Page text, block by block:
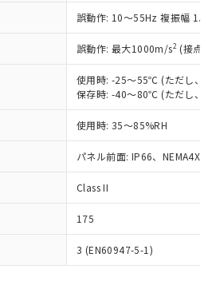
誤動作: 10～55Hz 複振幅
誤動作: 最大1000m/s2 (接点
使用時: -25～55℃ (ただし、氷
保存時: -40～80℃ (ただし、氷
使用時: 35～85%RH
パネル前面: IP66、NEMA4X,
Class II
175
3 (EN60947-5-1)
期状況および標準価格はお客
引先、またはお客様担当のオ
御機器販売店・当社販売員に
制御機器販売店や当社販売拠
売ネットワーク
」をご確認
および標準価格結果を当社の
うお願いします。
機能（部品リスト作成サー
利用いただくには、I-Web
にご登録されている必要が
ウェブサイト上で当社にご
部品リストについて、当社
1000ppm以下、フタル酸ジブチル
以下、フタル酸ジイソブチル
業用監視および制御機器に対する
の４物質については閾値を超える意
とを確認しています。
替え状況などにより、予定
があります。
書ダウンロード
ル) : 1000ppm、 DIBP(フタル酸ジ
、 BBP(フタル酸ブチルベンジ
質（10物質）のすべてが基
とを示します。
使用状況下において有害物
し、環境に深刻な影響を
を意味します。
す。当社販売部門へお問
るなど、違法に輸出されな
な手段を講じます。
製品を、核兵器、ミサイ
兵器、生物兵器またはその他
にこれらの製造装置等に一切
貴社製品を第三者に販売する
上記1、2および3の内容を当
に通知します。また当社は、
よび販売に係わる関係者が違
るおそれがある場合は、取
なし(最新の在庫状況につ
は、お客様のお取引先、ま
お客様担当のオムロン制御
販売店・当社販売員にご確
生産機種、また在庫状況の
を公開していない機種